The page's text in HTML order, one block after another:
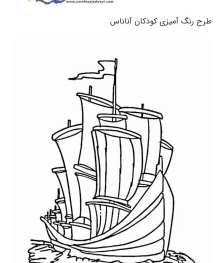
طرح رنگ آمیزی کودکان آناناس